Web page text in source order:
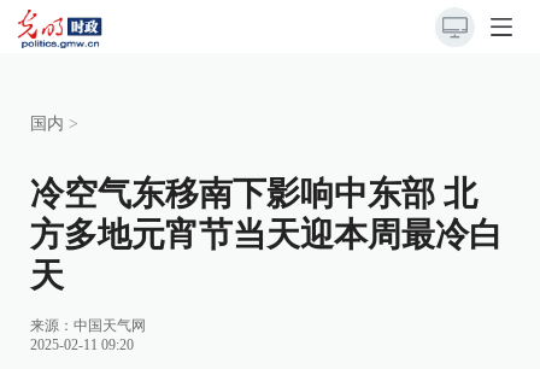
国内 >
冷空气东移南下影响中东部 北
方多地元宵节当天迎本周最冷白
天
来源： 中国天气网
2025-02-11 09:20